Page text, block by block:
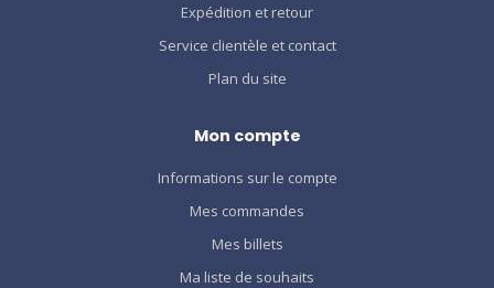
Expédition et retour
Service clientèle et contact
Plan du site
Mon compte
Informations sur le compte
Mes commandes
Mes billets
Ma liste de souhaits